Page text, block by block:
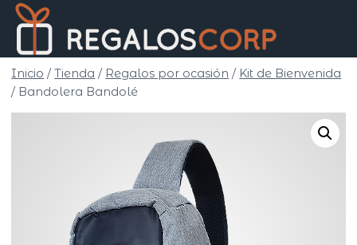
Saltar
contenido
Inicio / Tienda / Regalos por ocasión / Kit de Bienvenida
/ Bandolera Bandolé